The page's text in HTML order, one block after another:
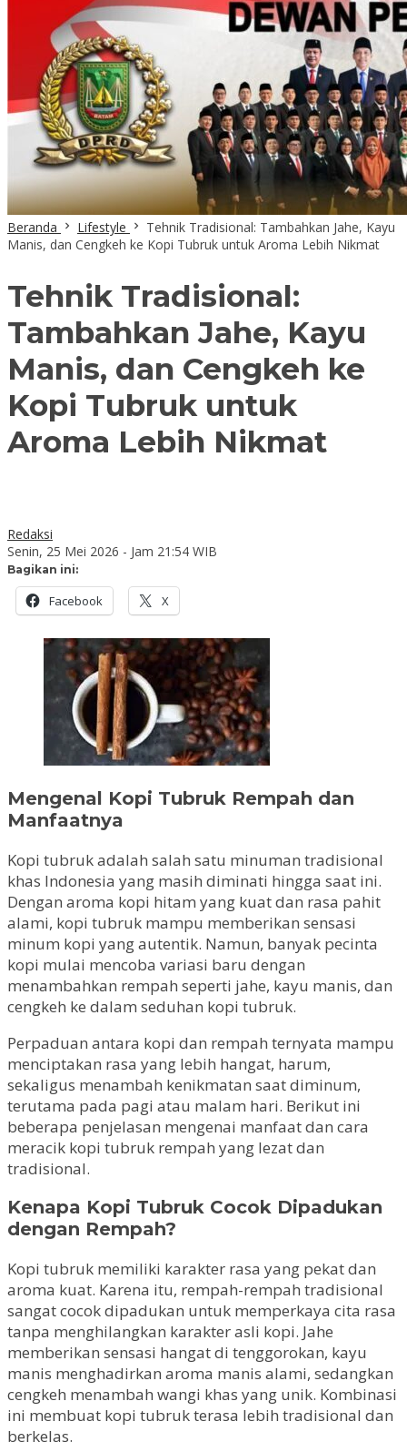
Beranda Lifestyle
Tehnik Tradisional: Tambahkan Jahe, Kayu
Manis, dan Cengkeh ke Kopi Tubruk untuk Aroma Lebih Nikmat
Tehnik Tradisional:
Tambahkan Jahe, Kayu
Manis, dan Cengkeh ke
Kopi Tubruk untuk
Aroma Lebih Nikmat
Redaksi
Senin, 25 Mei 2026 - Jam 21:54 WIB
Bagikan ini:
Facebook X
Mengenal Kopi Tubruk Rempah dan
Manfaatnya
Kopi tubruk adalah salah satu minuman tradisional
khas Indonesia yang masih diminati hingga saat ini.
Dengan aroma kopi hitam yang kuat dan rasa pahit
alami, kopi tubruk mampu memberikan sensasi
minum kopi yang autentik. Namun, banyak pecinta
kopi mulai mencoba variasi baru dengan
menambahkan rempah seperti jahe, kayu manis, dan
cengkeh ke dalam seduhan kopi tubruk.
Perpaduan antara kopi dan rempah ternyata mampu
menciptakan rasa yang lebih hangat, harum,
sekaligus menambah kenikmatan saat diminum,
terutama pada pagi atau malam hari. Berikut ini
beberapa penjelasan mengenai manfaat dan cara
meracik kopi tubruk rempah yang lezat dan
tradisional.
Kenapa Kopi Tubruk Cocok Dipadukan
dengan Rempah?
Kopi tubruk memiliki karakter rasa yang pekat dan
aroma kuat. Karena itu, rempah-rempah tradisional
sangat cocok dipadukan untuk memperkaya cita rasa
tanpa menghilangkan karakter asli kopi. Jahe
memberikan sensasi hangat di tenggorokan, kayu
manis menghadirkan aroma manis alami, sedangkan
cengkeh menambah wangi khas yang unik. Kombinasi
ini membuat kopi tubruk terasa lebih tradisional dan
berkelas.